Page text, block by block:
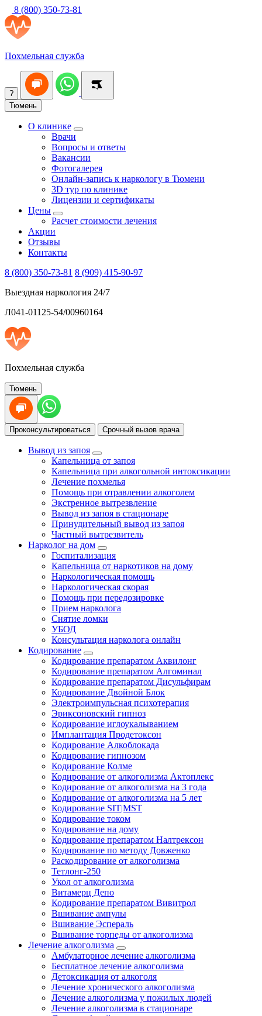
8 (800) 350-73-81
Похмельная служба
?
Тюмень
О клинике
Врачи
Вопросы и ответы
Вакансии
Фотогалерея
Онлайн-запись к наркологу в Тюмени
3D тур по клинике
Лицензии и сертификаты
Цены
Расчет стоимости лечения
Акции
Отзывы
Контакты
8 (800) 350-73-81 8 (909) 415-90-97
Выездная наркология 24/7
Л041-01125-54/00960164
Похмельная служба
Тюмень
Проконсультироваться Срочный вызов врача
Вывод из запоя
Капельница от запоя
Капельница при алкогольной интоксикации
Лечение похмелья
Помощь при отравлении алкоголем
Экстренное вытрезвление
Вывод из запоя в стационаре
Принудительный вывод из запоя
Частный вытрезвитель
Нарколог на дом
Госпитализация
Капельница от наркотиков на дому
Наркологическая помощь
Наркологическая скорая
Помощь при передозировке
Прием нарколога
Снятие ломки
УБОД
Консультация нарколога онлайн
Кодирование
Кодирование препаратом Аквилонг
Кодирование препаратом Алгоминал
Кодирование препаратом Дисульфирам
Кодирование Двойной Блок
Электроимпульсная психотерапия
Эриксоновский гипноз
Кодирование иглоукалыванием
Имплантация Продетоксон
Кодирование Алкоблокада
Кодирование гипнозом
Кодирование Колме
Кодирование от алкоголизма Актоплекс
Кодирование от алкоголизма на 3 года
Кодирование от алкоголизма на 5 лет
Кодирование SIT|MST
Кодирование током
Кодирование на дому
Кодирование препаратом Налтрексон
Кодирование по методу Довженко
Раскодирование от алкоголизма
Тетлонг-250
Укол от алкоголизма
Витамерц Депо
Кодирование препаратом Вивитрол
Вшивание ампулы
Вшивание Эспераль
Вшивание торпеды от алкоголизма
Лечение алкоголизма
Амбулаторное лечение алкоголизма
Бесплатное лечение алкоголизма
Детоксикация от алкоголя
Лечение хронического алкоголизма
Лечение алкоголизма у пожилых людей
Лечение алкоголизма в стационаре